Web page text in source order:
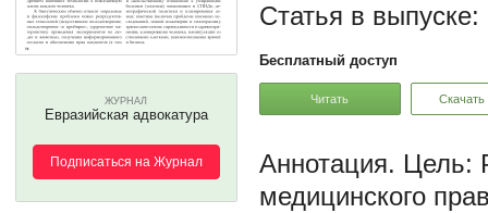
ЖУРНАЛ
Евразийская адвокатура
Подписаться на Журнал
Статья в выпуске:
Бесплатный доступ
Читать Скачать
Цель:
медицинского